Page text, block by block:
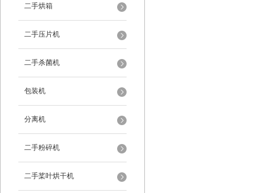
二手烘箱
二手压片机
二手杀菌机
包装机
分离机
二手粉碎机
二手桨叶烘干机